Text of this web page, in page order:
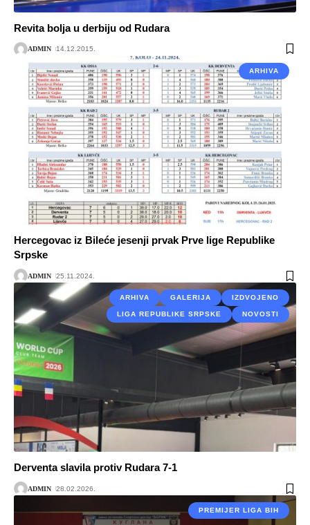
Revita bolja u derbiju od Rudara
ADMIN 14.12.2015.
ARHIVA
Hercegovac iz Bileće jesenji prvak Prve lige Republike
Srpske
ADMIN 25.11.2024.
ARHIVA GALERIJA IZDVOJENO
LIGA REPUBLIKE SRPSKE NOVOSTI
Derventa slavila protiv Rudara 7-1
ADMIN 28.02.2026.
PREMIJER LIGA BIH